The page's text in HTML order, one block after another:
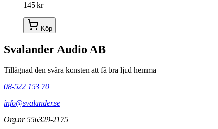
145 kr
Köp
Svalander Audio AB
Tillägnad den svåra konsten att få bra ljud hemma
08-522 153 70
info@svalander.se
Org.nr 556329-2175